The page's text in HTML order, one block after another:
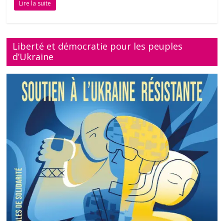
Lire la suite
Liberté et démocratie pour les peuples
d’Ukraine